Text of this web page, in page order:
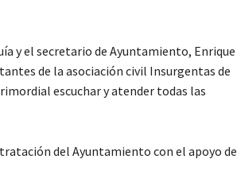
y el secretario de Ayuntamiento, Enrique
de la asociación civil Insurgentas de
escuchar y atender todas las
del Ayuntamiento con el apoyo de